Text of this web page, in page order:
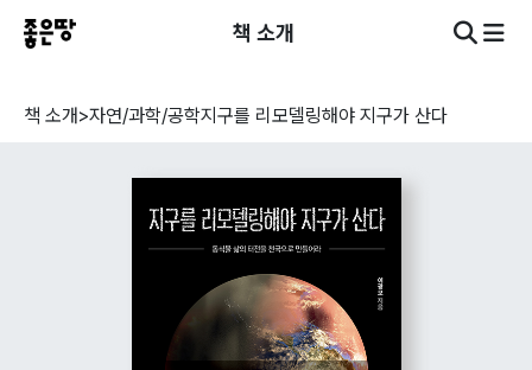
책 소개
책 소개>자연/과학/공학지구를 리모델링해야 지구가 산다